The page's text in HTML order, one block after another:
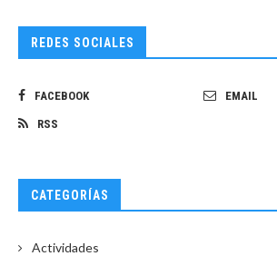
REDES SOCIALES
FACEBOOK EMAIL
RSS
CATEGORÍAS
Actividades